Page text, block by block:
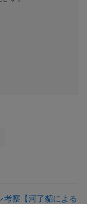
考察【河了貂による